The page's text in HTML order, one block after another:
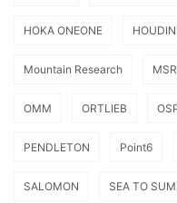
HOKA ONEONE HOUDINI
Mountain Research MSR
OMM ORTLIEB
PENDLETON Point6
SALOMON SEA TO